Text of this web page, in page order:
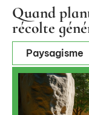
Quand
récolte
Paysagisme